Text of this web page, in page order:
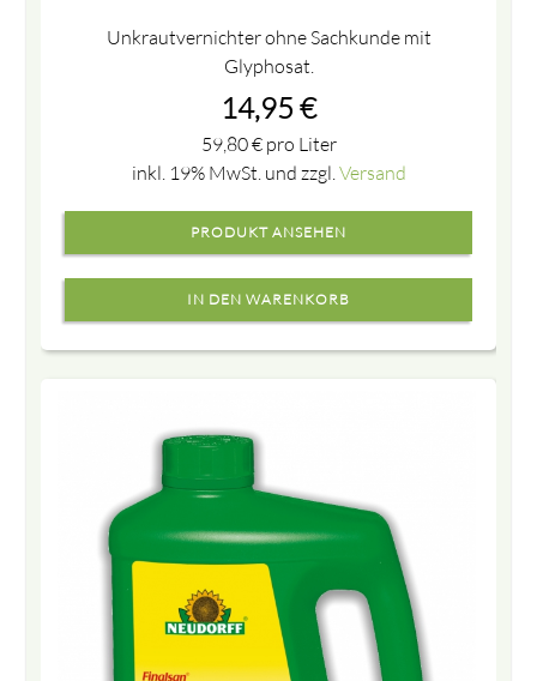
Unkrautvernichter ohne Sachkunde mit
Glyphosat.
14,95 €
59,80€pro Liter
inkl. 19% MwSt. und zzgl.Versand
PRODUKT ANSEHEN